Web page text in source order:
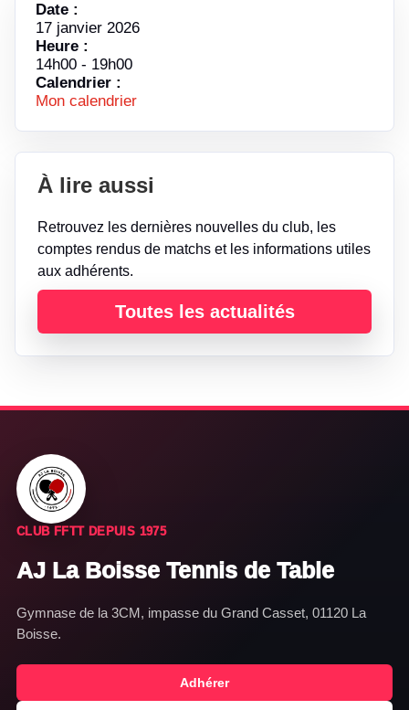
Date :
17 janvier 2026
Heure :
14h00 - 19h00
Calendrier :
Mon calendrier
À lire aussi
Retrouvez les dernières nouvelles du club, les
comptes rendus de matchs et les informations utiles
aux adhérents.
Toutes les actualités
CLUB FFTT DEPUIS 1975
AJ La Boisse Tennis de Table
Gymnase de la 3CM, impasse du Grand Casset, 01120 La
Boisse.
Adhérer